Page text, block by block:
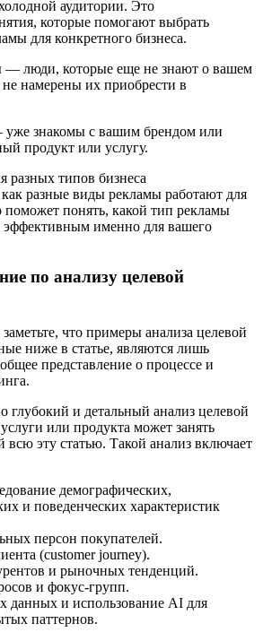
аудитории. Это
которые помогают выбрать
для конкретного бизнеса.
— люди, которые еще не знают о вашем
намерены их приобрести в
знакомы с вашим брендом или
продукт или услугу.
типов бизнеса
разные виды рекламы работают для
поможет понять, какой тип рекламы
эффективным именно для вашего
по анализу целевой
что примеры анализа целевой
ниже в статье, являются лишь
представление о процессе и
глубокий и детальный анализ целевой
или продукта может занять
эту статью. Такой анализ включает
демографических,
и поведенческих характеристик
персон покупателей.
(customer journey).
и рыночных тенденций.
и фокус-групп.
данных и использование AI для
паттернов.